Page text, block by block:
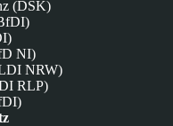
(DSK)
NI)
NRW)
RLP)